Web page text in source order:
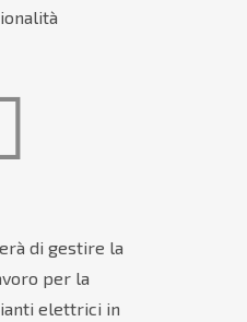
di gestire la
per la
elettrici in